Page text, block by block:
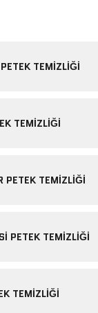
TEMIZLIĞI
TEMIZLIĞI
PETEK TEMIZLIĞI
PETEK TEMIZLIĞI
TEMIZLIĞI